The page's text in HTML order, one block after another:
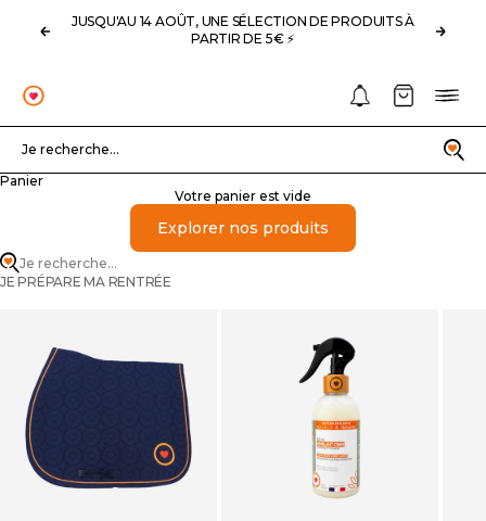
Précédent
JUSQU'AU 14 AOÛT, UNE SÉLECTION DE PRODUITS À
PARTIR DE 5€ ⚡️
OHLALA
Recherche
Je recherche...
Notifications
Panier
Panier
Votre panier est vide
Explorer nos produits
Je recherche...
JE PRÉPARE MA RENTRÉE